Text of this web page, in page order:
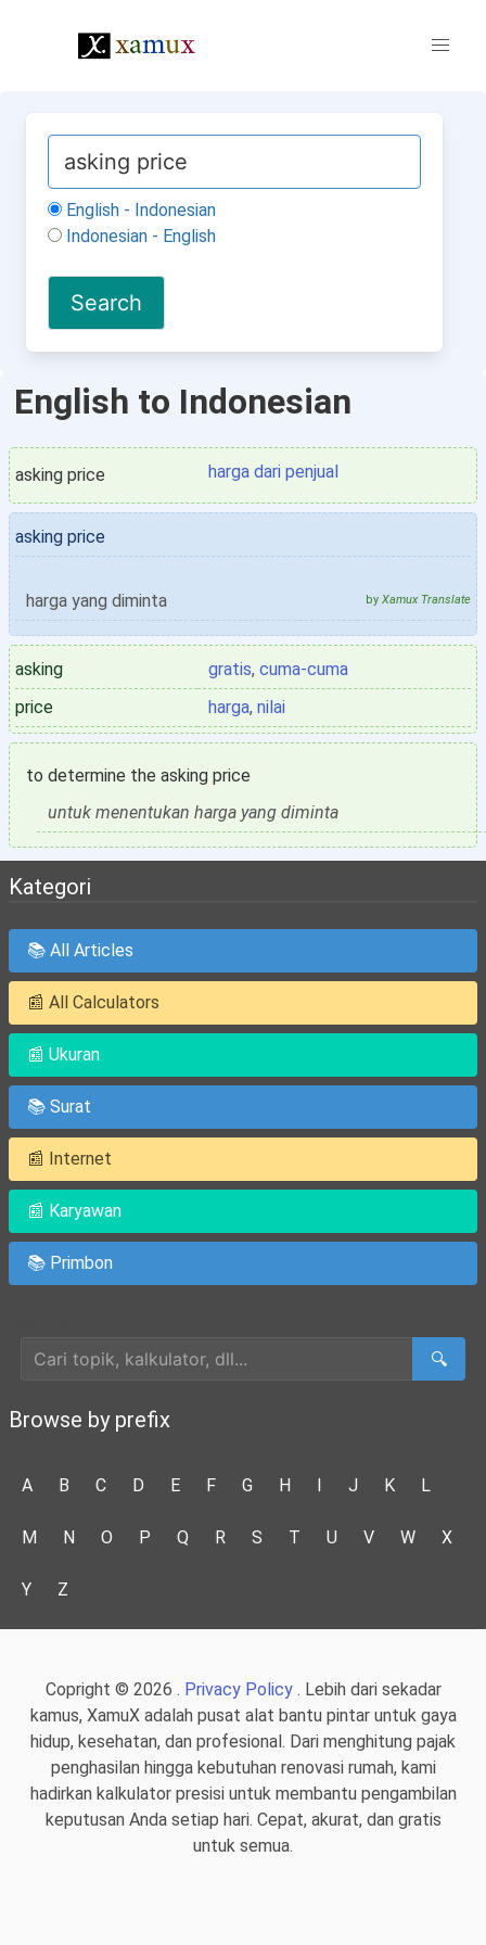
English - Indonesian
Indonesian - English
English to Indonesian
asking price harga dari penjual
asking price
harga yang diminta by Xamux Translate
asking gratis, cuma-cuma
price
harga, nilai
to determine the asking price
untuk menentukan harga yang diminta
Kategori
📚 All Articles
📰 All Calculators
📰 Ukuran
📚 Surat
📰 Internet
📰 Karyawan
📚 Primbon
🔍
Browse by prefix
A B C D E F G H I J K L
M N O P Q R S T U V W X
Y Z
Copright © 2026 . Privacy Policy. Lebih dari sekadar
kamus, XamuX adalah pusat alat bantu pintar untuk gaya
hidup, kesehatan, dan profesional. Dari menghitung pajak
penghasilan hingga kebutuhan renovasi rumah, kami
hadirkan kalkulator presisi untuk membantu pengambilan
keputusan Anda setiap hari. Cepat, akurat, dan gratis
untuk semua.